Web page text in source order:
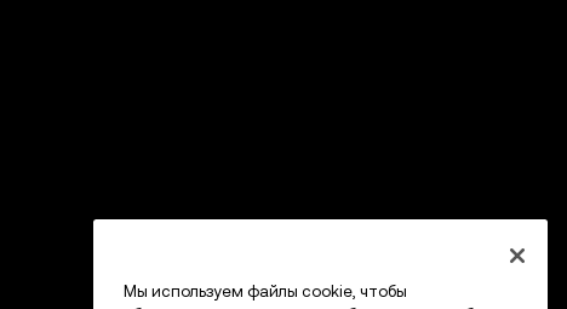
Мы используем файлы cookie, чтобы